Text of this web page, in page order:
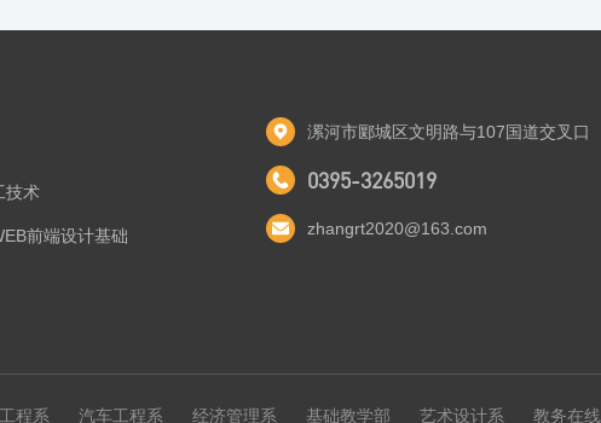
技术
前端设计基础
漯河市郾城区文明路与107国道交叉口
0395-3265019
zhangrt2020@163.com
程系 汽车工程系 经济管理系 基础教学部 艺术设计系 教务在线